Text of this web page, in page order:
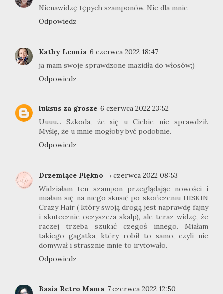
Nienawidzę tępych szamponów. Nie dla mnie
Odpowiedz
Kathy Leonia 6 czerwca 2022 18:47
ja mam swoje sprawdzone mazidła do włosów;)
Odpowiedz
luksus za grosze 6 czerwca 2022 23:52
Uuuu... Szkoda, że się u Ciebie nie sprawdził.
Myślę, że u mnie mogłoby być podobnie.
Odpowiedz
Drzemiące Piękno
7 czerwca 2022 08:53
Widziałam ten szampon przeglądając nowości i
miałam się na niego skusić po skończeniu HISKIN
Crazy Hair ( który swoją drogą jest naprawdę fajny
i skutecznie oczyszcza skalp), ale teraz widzę, że
raczej trzeba szukać czegoś innego. Miałam
takiego gagatka, który robił to samo, czyli nie
domywał i strasznie mnie to irytowało.
Odpowiedz
Basia Retro Mama 7 czerwca 2022 12:50